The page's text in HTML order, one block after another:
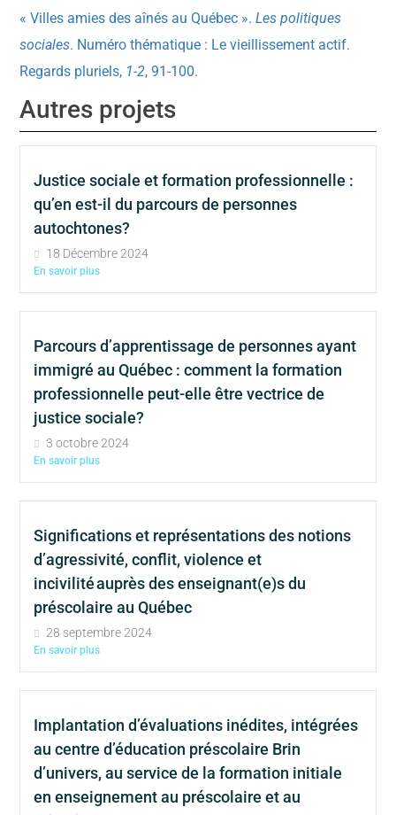
« Villes amies des aînés au Québec ». Les politiques
sociales. Numéro thématique : Le vieillissement actif.
Regards pluriels, 1-2, 91-100.
Autres projets
Justice sociale et formation professionnelle :
qu’en est-il du parcours de personnes
autochtones?
18 Décembre 2024
En savoir plus
Parcours d’apprentissage de personnes ayant
immigré au Québec : comment la formation
professionnelle peut-elle être vectrice de
justice sociale?
3 octobre 2024
En savoir plus
Significations et représentations des notions
d’agressivité, conflit, violence et
incivilité auprès des enseignant(e)s du
préscolaire au Québec
28 septembre 2024
En savoir plus
Implantation d’évaluations inédites, intégrées
au centre d’éducation préscolaire Brin
d’univers, au service de la formation initiale
en enseignement au préscolaire et au